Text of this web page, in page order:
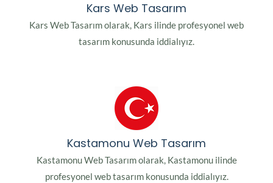
Kars Web Tasarım
Kars Web Tasarım olarak, Kars ilinde profesyonel web
tasarım konusunda iddialıyız.
Kastamonu Web Tasarım
Kastamonu Web Tasarım olarak, Kastamonu ilinde
profesyonel web tasarım konusunda iddialıyız.